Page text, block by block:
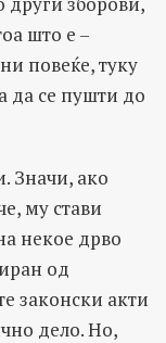
што е –
повеќе, туку
да се пушти до
Значи, ако
му стави
некое дрво
од
законски акти
дело. Но,